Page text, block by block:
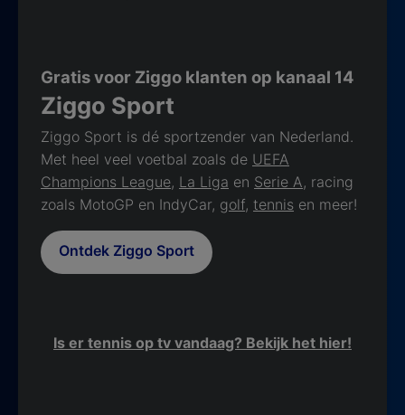
Gratis voor Ziggo klanten op kanaal 14
Ziggo Sport
Ziggo Sport is dé sportzender van Nederland.
Met heel veel voetbal zoals de UEFA
Champions League, La Liga en Serie A, racing
zoals MotoGP en IndyCar, golf, tennis en meer!
Ontdek Ziggo Sport
Is er tennis op tv vandaag? Bekijk het hier!